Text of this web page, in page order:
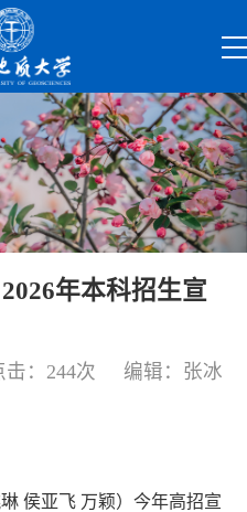
年本科招生宣
： 244次 编辑：张冰
侯亚飞 万颖）今年高招宣